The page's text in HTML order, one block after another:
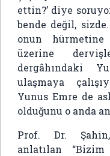
ettin?’ diye
bende değil,
onun
üzerine
dergâhındaki
ulaşmaya
Yunus Emre de
olduğunu o anda
Prof. Dr.
anlatılan